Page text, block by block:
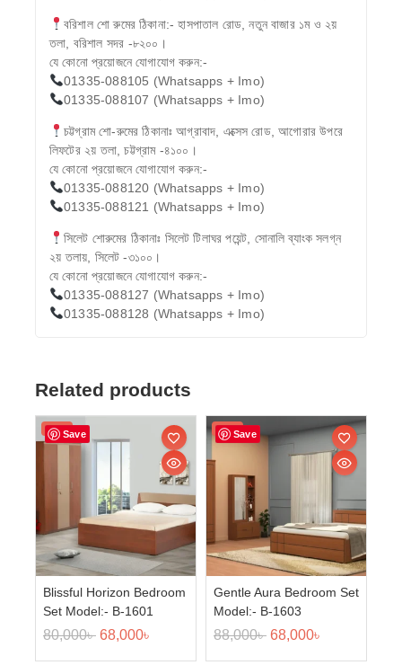
বরিশাল শো রুমের ঠিকানা:- হাসপাতাল রোড, নতুন বাজার ১ম ও ২য়
তলা, বরিশাল সদর -৮২০০।
যে কোনো প্রয়োজনে যোগাযোগ করুন:-
01335-088105 (Whatsapps + Imo)
01335-088107 (Whatsapps + Imo)
চট্টগ্রাম শো-রুমের ঠিকানাঃ আগ্রাবাদ, এক্সেস রোড, আগোরার উপরে
লিফটের ২য় তলা, চট্টগ্রাম -৪১০০।
যে কোনো প্রয়োজনে যোগাযোগ করুন:-
01335-088120 (Whatsapps + Imo)
01335-088121 (Whatsapps + Imo)
সিলেট শোরুমের ঠিকানাঃ সিলেট টিলাঘর পয়েন্ট, সোনালি ব্যাংক সলগ্ন
২য় তলায়, সিলেট -৩১০০।
যে কোনো প্রয়োজনে যোগাযোগ করুন:-
01335-088127 (Whatsapps + Imo)
01335-088128 (Whatsapps + Imo)
Related products
Save
Sale!
Blissful Horizon Bedroom
Set Model:- B-1601
80,000৳ 68,000৳
Save
Sale!
Gentle Aura Bedroom Set
Model:- B-1603
88,000৳ 68,000৳